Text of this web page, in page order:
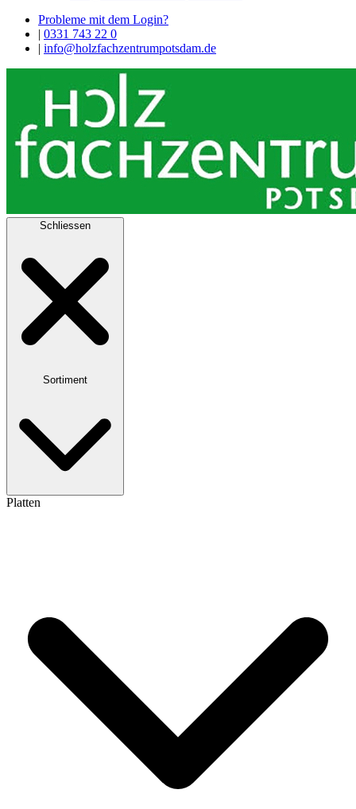
Probleme mit dem Login?
| 0331 743 22 0
| info@holzfachzentrumpotsdam.de
Schliessen
Sortiment
Platten